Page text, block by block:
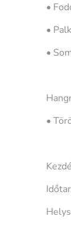
•
•
•
•